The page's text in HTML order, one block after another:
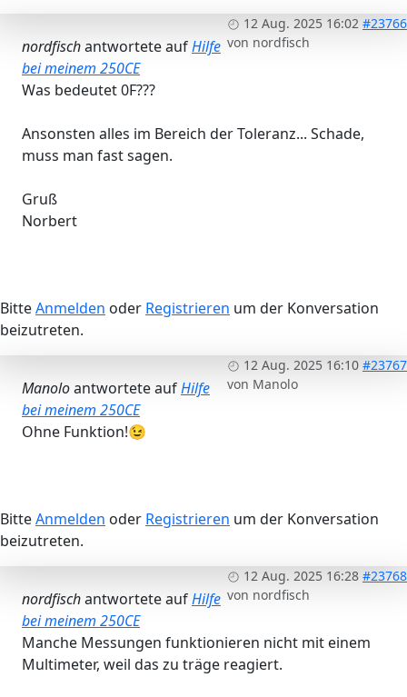
12 Aug. 2025 16:02 #23766
von nordfisch
nordfischantwortete aufHilfe
bei meinem 250CE
Was bedeutet 0F???
Ansonsten alles im Bereich der Toleranz... Schade,
muss man fast sagen.
Gruß
Norbert
BitteAnmelden oder Registrieren um der Konversation
beizutreten.
12 Aug. 2025 16:10 #23767
von Manolo
Manoloantwortete aufHilfe
bei meinem 250CE
Ohne Funktion!😉
BitteAnmelden oder Registrieren um der Konversation
beizutreten.
12 Aug. 2025 16:28 #23768
von nordfisch
nordfischantwortete aufHilfe
bei meinem 250CE
Manche Messungen funktionieren nicht mit einem
Multimeter, weil das zu träge reagiert.